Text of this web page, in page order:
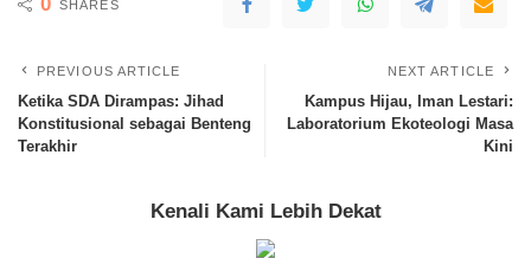
SHARES
PREVIOUS ARTICLE
Ketika SDA Dirampas: Jihad
Konstitusional sebagai Benteng
Terakhir
NEXT ARTICLE
Kampus Hijau, Iman Lestari:
Laboratorium Ekoteologi Masa
Kini
Kenali Kami Lebih Dekat